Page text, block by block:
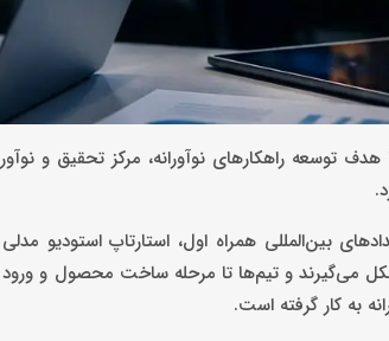
بین‌المللی همراه اول، استارتاپ
می‌گیرند و تیم‌ها تا مرحله ساخت محصول و ورود
به کار گرفته است.